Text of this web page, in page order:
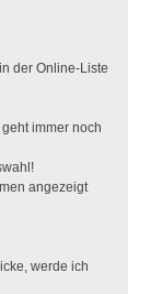
der Online-Liste
immer noch
angezeigt
werde ich